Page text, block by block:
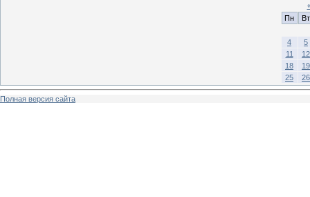
Пн
Вт
4
5
11
12
18
19
25
26
Полная версия сайта